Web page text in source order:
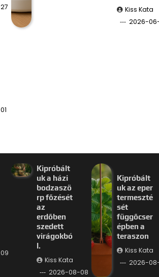
Kiss Kata
2026-
Kipróbált
uk a házi
bodzaszö
rp főzését
az
erdőben
szedett
virágokbó
l.
Kiss Kata
2026-08-08
Kipróbált
uk az eper
termeszté
sét
függőcser
épben a
teraszon
Kiss Kata
2026-